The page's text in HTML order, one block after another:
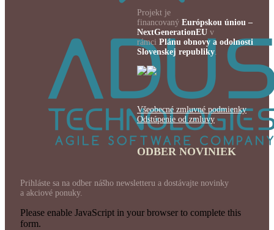
Projekt je
financovaný Európskou úniou –
NextGenerationEU v
rámci Plánu obnovy a odolnosti
Slovenskej republiky.
Všeobecné zmluvné podmienky
Odstúpenie od zmluvy
ODBER NOVINIEK
Prihláste sa na odber nášho newsletteru a dostávajte novinky
a akciové ponuky.
Please enable JavaScript in your browser to complete this
form.